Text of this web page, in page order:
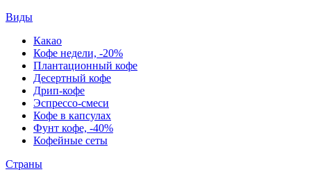
Виды
Какао
Кофе недели, -20%
Плантационный кофе
Десертный кофе
Дрип-кофе
Эспрессо-смеси
Кофе в капсулах
Фунт кофе, -40%
Кофейные сеты
Страны